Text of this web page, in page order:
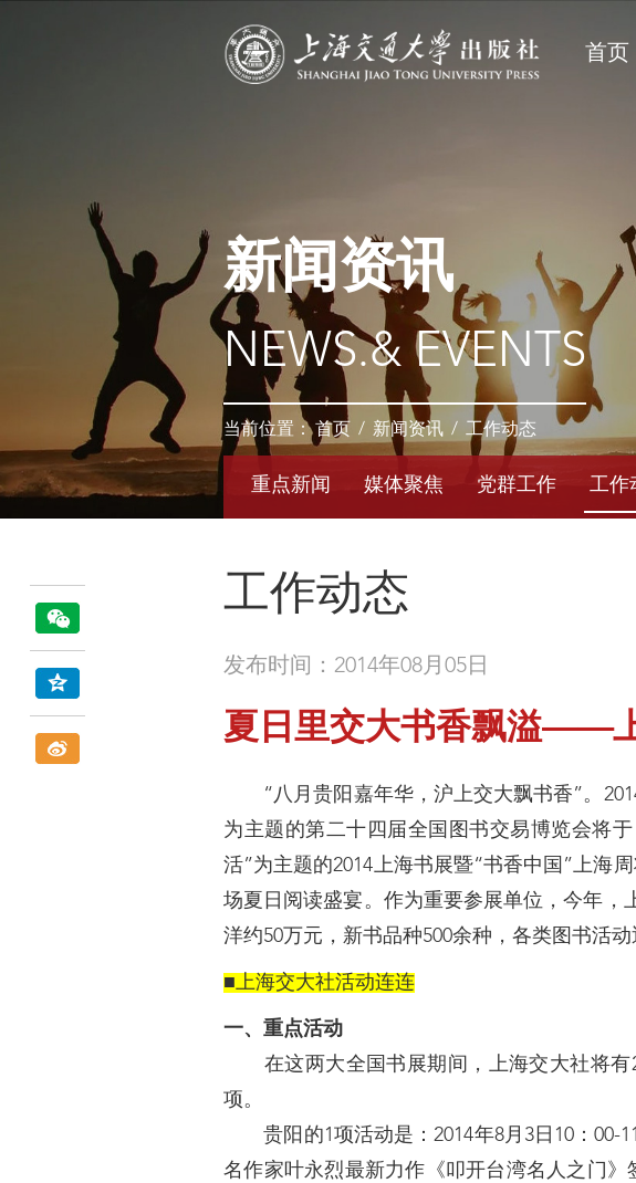
首页
新闻资讯
NEWS.& EVENTS
当前位置：首页 / 新闻资讯 / 工作动态
重点新闻 媒体聚焦 党群工作 工作
工作动态
发布时间：2014年08月05日
夏日里交大书香飘溢——
“八月贵阳嘉年华，沪上交大飘书香”。
为主题的第二十四届全国图书交易博览会将
活”为主题的2014上海书展暨“书香中国”上海
场夏日阅读盛宴。作为重要参展单位，今年，
洋约50万元，新书品种500余种，各类图书活
■上海交大社活动连连
一、重点活动
在这两大全国书展期间，上海交大社将有
项。
贵阳的1项活动是：2014年8月3日10：00-
名作家叶永烈最新力作《叩开台湾名人之门